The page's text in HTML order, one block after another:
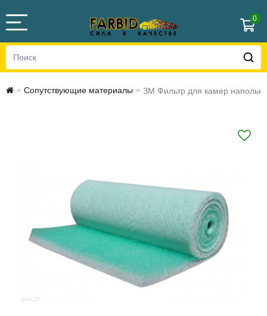
0
> Сопутствующие материалы > ЗМ Фильтр для камер